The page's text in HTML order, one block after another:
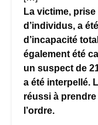
La victime,
d’individus, a
d’incapacité
également été
un suspect de
a été interpellé.
réussi à prendre
l’ordre.